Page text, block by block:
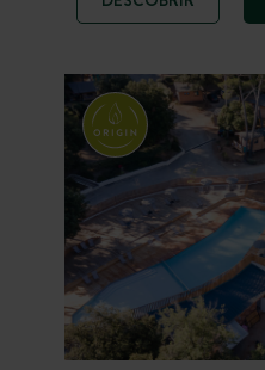
rio ou na
sua espera!